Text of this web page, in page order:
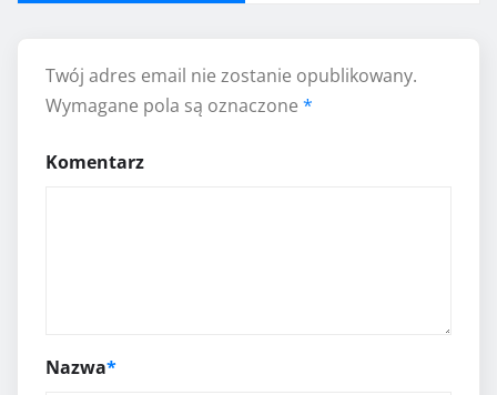
Twój adres email nie zostanie opublikowany.
Wymagane pola są oznaczone *
Komentarz
Nazwa*